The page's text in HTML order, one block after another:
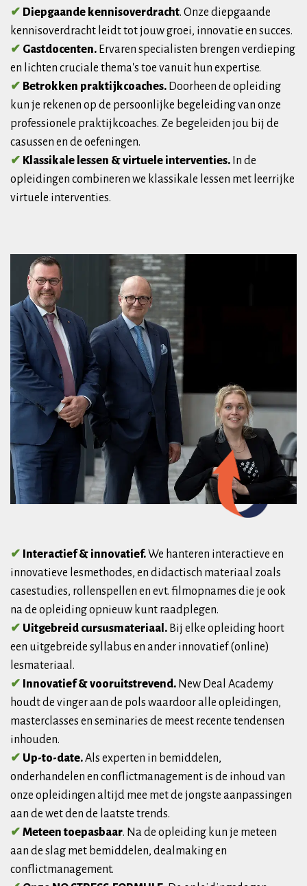
✔ Diepgaande kennisoverdracht. Onze diepgaande
kennisoverdracht leidt tot jouw groei, innovatie en succes.
✔ Gastdocenten. Ervaren specialisten brengen verdieping
en lichten cruciale thema's toe vanuit hun expertise.
✔ Betrokken praktijkcoaches. Doorheen de opleiding
kun je rekenen op de persoonlijke begeleiding van onze
professionele praktijkcoaches. Ze begeleiden jou bij de
casussen en de oefeningen.
✔ Klassikale lessen & virtuele interventies. In de
opleidingen combineren we klassikale lessen met leerrijke
virtuele interventies.
✔ Interactief & innovatief.We hanteren interactieve en
innovatieve lesmethodes, en didactisch materiaal zoals
casestudies, rollenspellen en evt. filmopnames die je ook
na de opleiding opnieuw kunt raadplegen.
✔ Uitgebreid cursusmateriaal. Bij elke opleiding hoort
een uitgebreide syllabus en ander innovatief (online)
lesmateriaal.
✔ Innovatief & vooruitstrevend. New Deal Academy
houdt de vinger aan de pols waardoor alle opleidingen,
masterclasses en seminaries de meest recente tendensen
inhouden.
✔ Up-to-date.Als experten in bemiddelen,
onderhandelen en conflictmanagement is de inhoud van
onze opleidingen altijd mee met de jongste aanpassingen
aan de wet den de laatste trends.
✔ Meteen toepasbaar. Na de opleiding kun je meteen
aan de slag met bemiddelen, dealmaking en
conflictmanagement.